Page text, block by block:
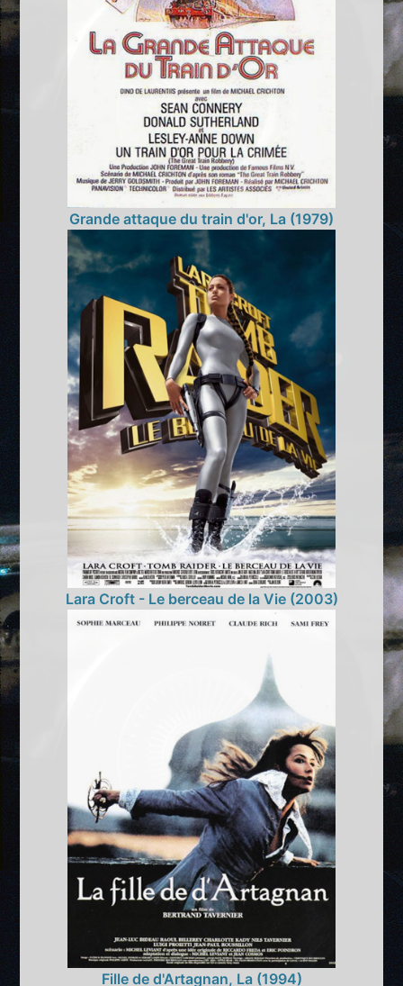
Grande attaque du train d'or, La (1979)
Lara Croft - Le berceau de la Vie (2003)
Fille de d'Artagnan, La (1994)